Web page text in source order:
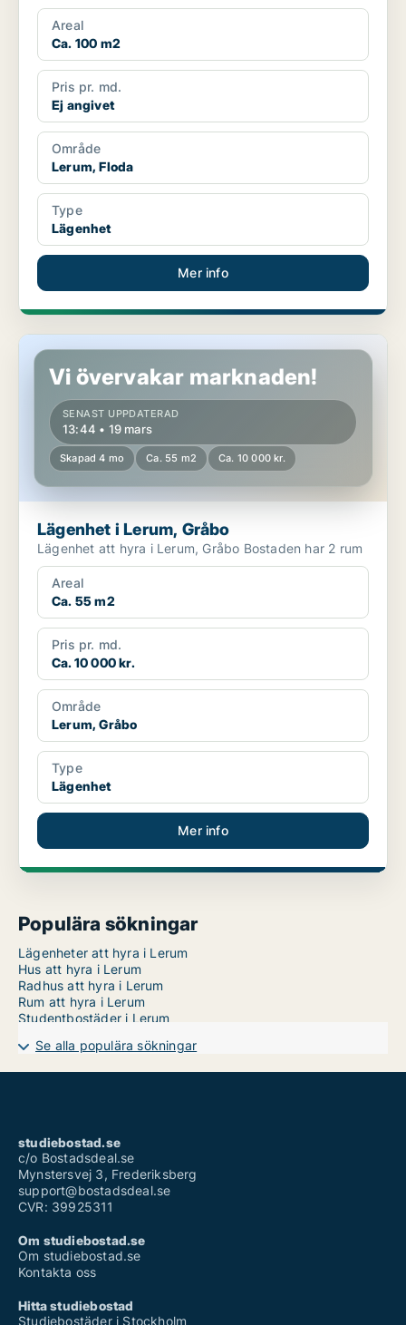
Areal
Ca. 100 m2
Pris pr. md.
Ej angivet
Område
Lerum, Floda
Type
Lägenhet
Mer info
Lägenhet i Lerum, Gråbo
Vi övervakar marknaden!
SENAST UPPDATERAD
13:44 • 19 mars
Skapad 4 mo Ca. 55 m2 Ca. 10 000 kr.
Lägenhet i Lerum, Gråbo
Lägenhet att hyra i Lerum, Gråbo Bostaden har 2 rum
Areal
Ca. 55 m2
Pris pr. md.
Ca. 10 000 kr.
Område
Lerum, Gråbo
Type
Lägenhet
Mer info
Populära sökningar
Lägenheter att hyra i Lerum
Hus att hyra i Lerum
Radhus att hyra i Lerum
Rum att hyra i Lerum
Studentbostäder i Lerum
Se alla populära sökningar
studiebostad.se
c/o Bostadsdeal.se
Mynstersvej 3, Frederiksberg
support@bostadsdeal.se
CVR: 39925311
Om studiebostad.se
Om studiebostad.se
Kontakta oss
Hitta studiebostad
Studiebostäder i Stockholm